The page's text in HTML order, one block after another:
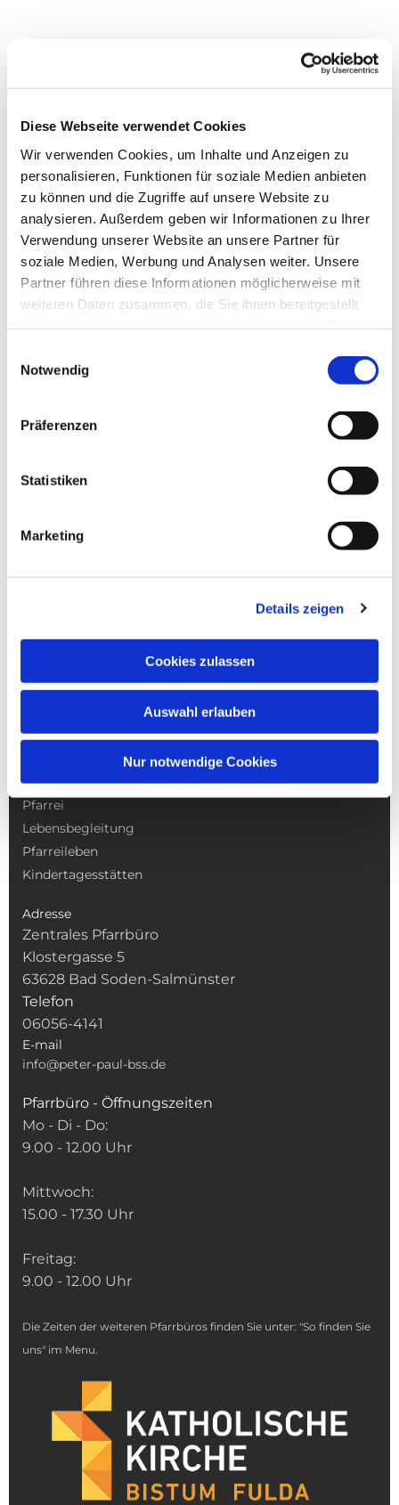
Diese Webseite verwendet Cookies
Wir verwenden Cookies, um Inhalte und Anzeigen zu
personalisieren, Funktionen für soziale Medien anbieten
zu können und die Zugriffe auf unsere Website zu
analysieren. Außerdem geben wir Informationen zu Ihrer
Verwendung unserer Website an unsere Partner für
soziale Medien, Werbung und Analysen weiter. Unsere
Partner führen diese Informationen möglicherweise mit
weiteren Daten zusammen, die Sie ihnen bereitgestellt
Notwendig
Präferenzen
Statistiken
Marketing
Details zeigen
Cookies zulassen
Auswahl erlauben
Nur notwendige Cookies
Dies könnte Sie auch
interessieren
Gottesdienste
Pfarrei
Lebensbegleitung
Pfarreileben
Kindertagesstätten
Adresse
Zentrales Pfarrbüro
Klostergasse 5
63628 Bad Soden-Salmünster
Telefon
06056-4141
E-mail
info@peter-paul-bss.de
Pfarrbüro - Öffnungszeiten
Mo - Di - Do:
9.00 - 12.00 Uhr
Mittwoch:
15.00 - 17.30 Uhr
Freitag:
9.00 - 12.00 Uhr
Die Zeiten der weiteren Pfarrbüros finden Sie unter: "So finden Sie
uns" im Menu.